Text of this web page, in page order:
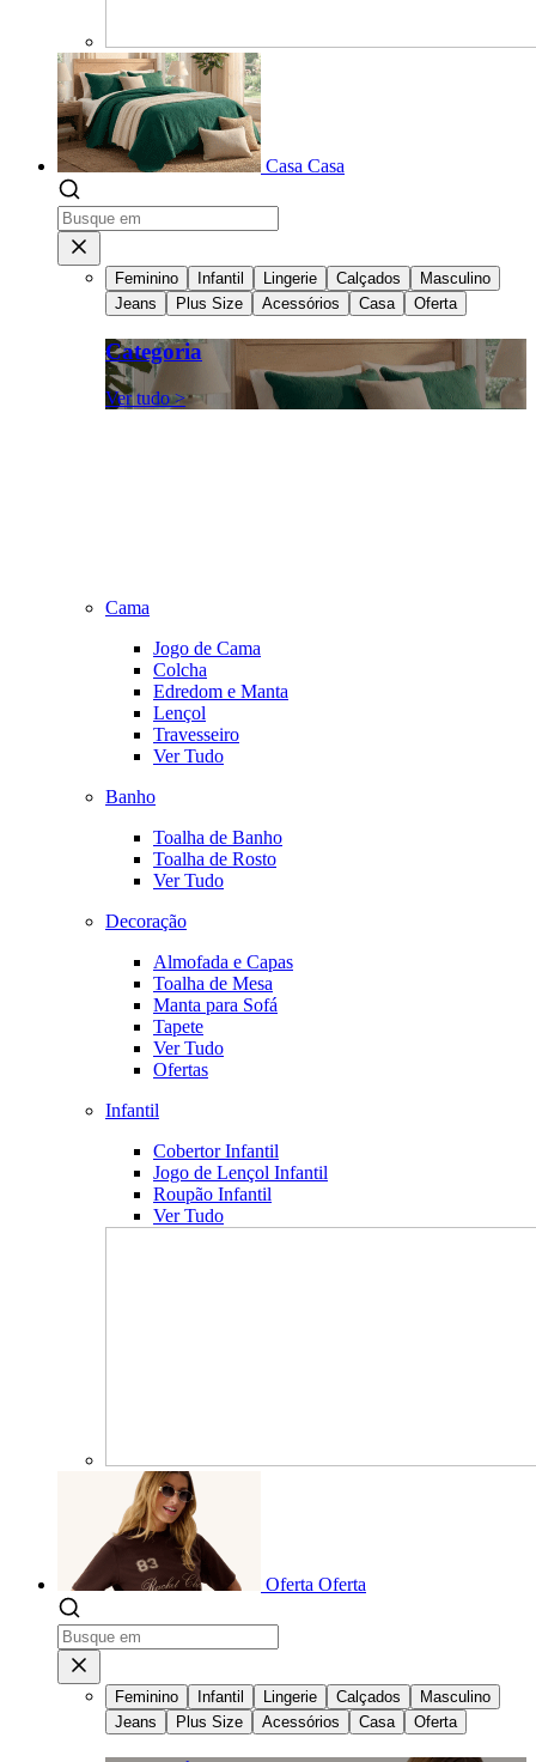
Casa Casa
Feminino Infantil Lingerie Calçados
Masculino
Jeans
Plus Size Acessórios Casa Oferta
Categoria
Ver tudo >
Cama
Jogo de Cama
Colcha
Edredom e Manta
Lençol
Travesseiro
Ver Tudo
Banho
Toalha de Banho
Toalha de Rosto
Ver Tudo
Decoração
Almofada e Capas
Toalha de Mesa
Manta para Sofá
Tapete
Ver Tudo
Ofertas
Infantil
Cobertor Infantil
Jogo de Lençol Infantil
Roupão Infantil
Ver Tudo
Oferta Oferta
Feminino Infantil Lingerie Calçados
Masculino
Jeans
Plus Size Acessórios Casa Oferta